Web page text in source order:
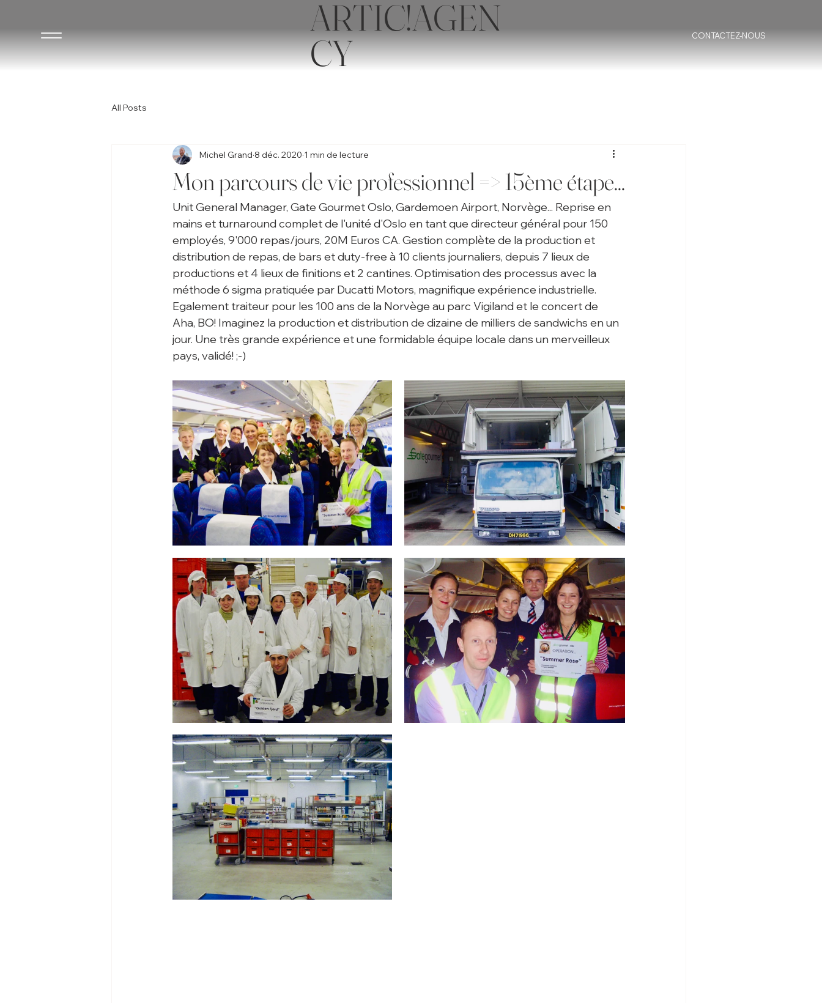
ARTIC!AGEN
CY CONTACTEZ-NOUS
All Posts
Mon parcours de vie professionnel => 15ème étape...
Michel Grand 8 déc. 2020 1 min de lecture
Unit General Manager, Gate Gourmet Oslo, Gardemoen Airport, Norvège... Reprise en
mains et turnaround complet de l'unité d'Oslo en tant que directeur général pour 150
employés, 9'000 repas/jours, 20M Euros CA. Gestion complète de la production et
distribution de repas, de bars et duty-free à 10 clients journaliers, depuis 7 lieux de
productions et 4 lieux de finitions et 2 cantines. Optimisation des processus avec la
méthode 6 sigma pratiquée par Ducatti Motors, magnifique expérience industrielle.
Egalement traiteur pour les 100 ans de la Norvège au parc Vigiland et le concert de
Aha, BO! Imaginez la production et distribution de dizaine de milliers de sandwichs en un
jour. Une très grande expérience et une formidable équipe locale dans un merveilleux
pays, validé! ;-)